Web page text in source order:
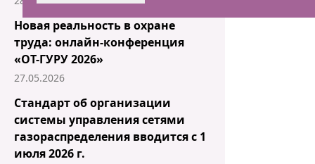
Новая реальность в охране
труда: онлайн-конференция
«ОТ-ГУРУ 2026»
27.05.2026
Стандарт об организации
системы управления сетями
газораспределения вводится с 1
июля 2026 г.